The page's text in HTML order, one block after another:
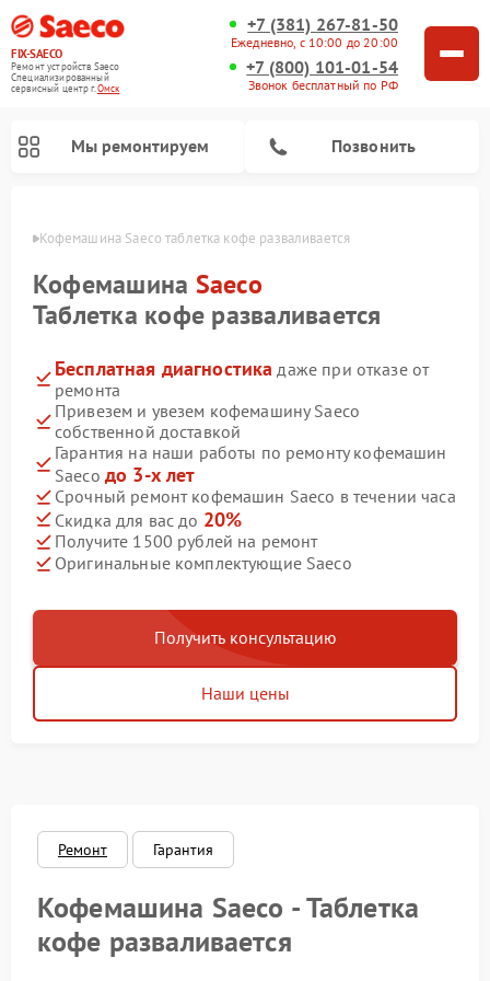
FIX-SAECO
Ремонт устройств Saeco
Специализированный
cервисный центр г.Омск
+7 (381) 267-81-50
Ежедневно, с 10:00 до 20:00
+7 (800) 101-01-54
Звонок бесплатный по РФ
Мы ремонтируем Позвонить
Кофемашина Saeco таблетка кофе разваливается
Кофемашина Saeco
Таблетка кофе разваливается
Бесплатная диагностика даже при отказе от
ремонта
Привезем и увезем кофемашину Saeco
собственной доставкой
Гарантия на наши работы по ремонту кофемашин
Saeco до 3-х лет
Срочный ремонт кофемашин Saeco в течении часа
Скидка для вас до 20%
Получите 1500 рублей на ремонт
Оригинальные комплектующие Saeco
Получить консультацию
Наши цены
Ремонт Гарантия
Кофемашина Saeco - Таблетка
кофе разваливается